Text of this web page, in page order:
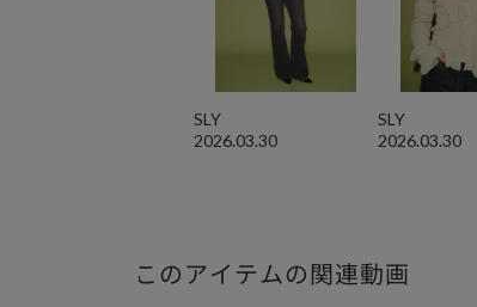
2026.03.30
SLY
2026.03.30
SLY
このアイテムの関連動画